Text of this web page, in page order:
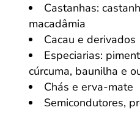
Castanhas:
macadâmia
Cacau e derivados
Especiarias:
cúrcuma, baunilha e
Chás e erva-mate
Semicondutores,